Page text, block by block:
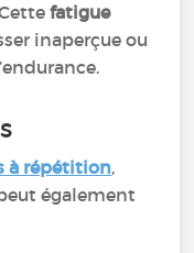
fatigue
inaperçue ou
à répétition,
également